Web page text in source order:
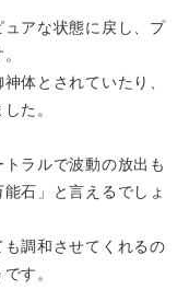
アな状態に戻し、 プ
体とされていたり、
た。
ラルで波動の放出も
石」と言えるでしょ
も調和させてくれるの
す。